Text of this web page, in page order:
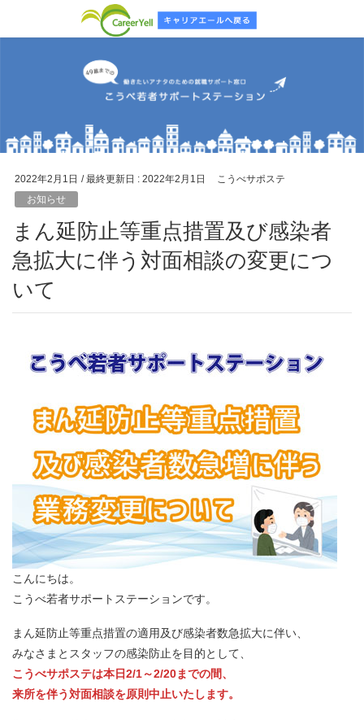
2022年2月1日 / 最終更新日 : 2022年2月1日
こうべサポステ
お知らせ
まん延防止等重点措置及び感染者
急拡大に伴う対面相談の変更につ
いて
こんにちは。
こうべ若者サポートステーションです。
まん延防止等重点措置の適用及び感染者数急拡大に伴い、
みなさまとスタッフの感染防止を目的として、
こうべサポステは本日2/1～2/20までの間、
来所を伴う対面相談を原則中止いたします。